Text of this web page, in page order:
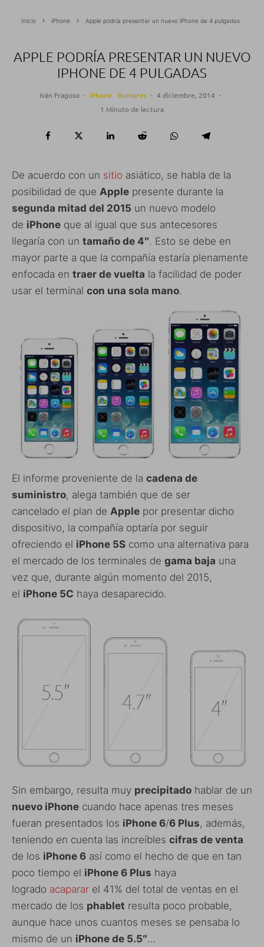
Inicio iPhone Apple podría presentar un nuevo iPhone de 4 pulgadas
APPLE PODRÍA PRESENTAR UN NUEVO
IPHONE DE 4 PULGADAS
Iván Fragoso · iPhone Rumores · 4 diciembre, 2014 ·
1 Minuto de lectura
De acuerdo con un sitio asiático, se habla de la
posibilidad de que Apple presente durante la
segunda mitad del 2015 un nuevo modelo
de iPhone que al igual que sus antecesores
llegaría con un tamaño de 4″. Esto se debe en
mayor parte a que la compañía estaría plenamente
enfocada en traer de vuelta la facilidad de poder
usar el terminal con una sola mano.
El informe proveniente de la cadena de
suministro, alega también que de ser
cancelado el plan de Apple por presentar dicho
dispositivo, la compañía optaría por seguir
ofreciendo el iPhone 5S como una alternativa para
el mercado de los terminales de gama baja una
vez que, durante algún momento del 2015,
el iPhone 5C haya desaparecido.
Sin embargo, resulta muy precipitado hablar de un
nuevo iPhone cuando hace apenas tres meses
fueran presentados los iPhone 6/6 Plus, además,
teniendo en cuenta las increíbles cifras de venta
de los iPhone 6 así como el hecho de que en tan
poco tiempo el iPhone 6 Plus haya
logrado acaparar el 41% del total de ventas en el
mercado de los phablet resulta poco probable,
aunque hace unos cuantos meses se pensaba lo
mismo de un iPhone de 5.5″…